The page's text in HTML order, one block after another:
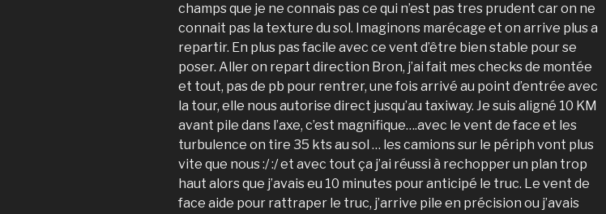
champs que je ne connais pas ce qui n’est pas tres prudent car on ne
connait pas la texture du sol. Imaginons marécage et on arrive plus a
repartir. En plus pas facile avec ce vent d’être bien stable pour se
poser. Aller on repart direction Bron, j’ai fait mes checks de montée
et tout, pas de pb pour rentrer, une fois arrivé au point d’entrée avec
la tour, elle nous autorise direct jusqu’au taxiway. Je suis aligné 10 KM
avant pile dans l’axe, c’est magnifique….avec le vent de face et les
turbulence on tire 35 kts au sol … les camions sur le périph vont plus
vite que nous :/ :/ et avec tout ça j’ai réussi à rechopper un plan trop
haut alors que j’avais eu 10 minutes pour anticipé le truc. Le vent de
face aide pour rattraper le truc, j’arrive pile en précision ou j’avais